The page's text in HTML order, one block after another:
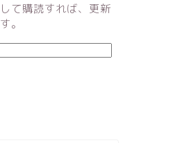
て購読すれば、更新
。